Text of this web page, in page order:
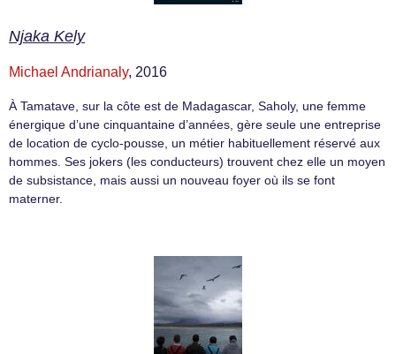
Njaka Kely
Michael Andrianaly, 2016
À Tamatave, sur la côte est de Madagascar, Saholy, une femme
énergique d’une cinquantaine d’années, gère seule une entreprise
de location de cyclo-pousse, un métier habituellement réservé aux
hommes. Ses jokers (les conducteurs) trouvent chez elle un moyen
de subsistance, mais aussi un nouveau foyer où ils se font
materner.